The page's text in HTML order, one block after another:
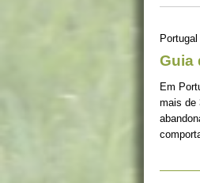
Portugal
Guia
Em
mais de